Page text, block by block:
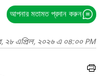
আপনার মতামত প্রদান করুন
২৮ এপ্রিল, ২০২৬ এ ০৪:০০ PM